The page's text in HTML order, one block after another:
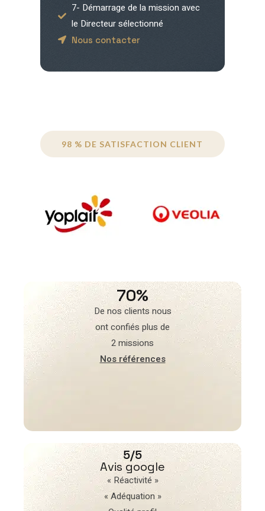
7- Démarrage de la mission avec
le Directeur sélectionné
Nous contacter
98 % DE SATISFACTION CLIENT
70%
De nos clients nous
ont confiés plus de
2 missions
Nos références
5/5
Avis google
« Réactivité »
« Adéquation »